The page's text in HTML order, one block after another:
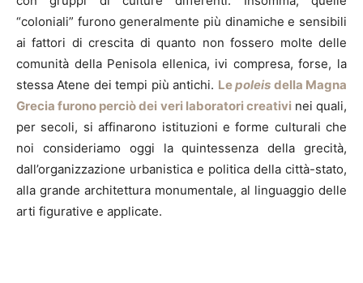
“coloniali” furono generalmente più dinamiche e sensibili
ai fattori di crescita di quanto non fossero molte delle
comunità della Penisola ellenica, ivi compresa, forse, la
stessa Atene dei tempi più antichi. Lepoleis della Magna
Grecia furono perciò dei veri laboratori creativi nei quali,
per secoli, si affinarono istituzioni e forme culturali che
noi consideriamo oggi la quintessenza della grecità,
dall’organizzazione urbanistica e politica della città-stato,
alla grande architettura monumentale, al linguaggio delle
arti figurative e applicate.